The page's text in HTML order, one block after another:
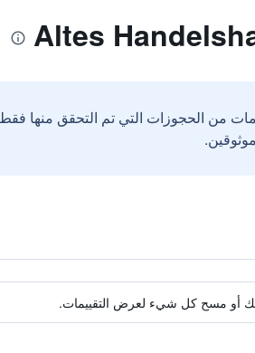
من الحجوزات التي تم التحقق منها
أو مسح كل شيء لعرض التقييمات.